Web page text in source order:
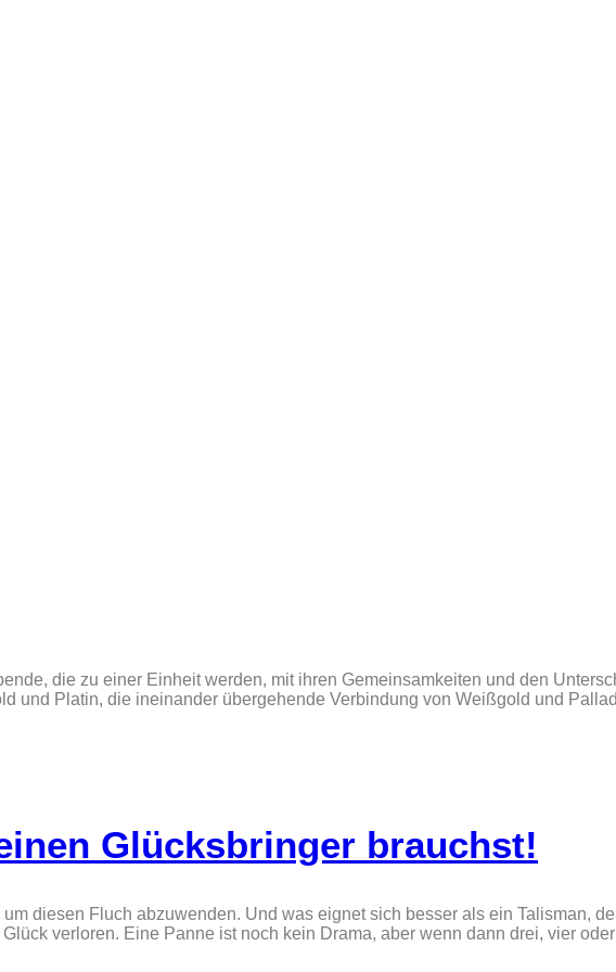
die zu einer Einheit werden, mit ihren Gemeinsamkeiten und den
und Platin, die ineinander übergehende Verbindung von Weißgold und
Glücksbringer brauchst!
diesen Fluch abzuwenden. Und was eignet sich besser als ein Talisman,
verloren. Eine Panne ist noch kein Drama, aber wenn dann drei, vier